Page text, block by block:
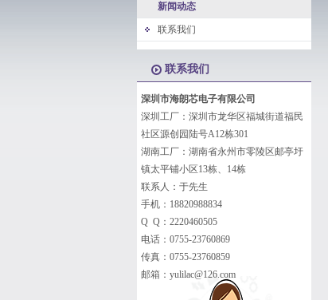
新闻动态
联系我们
联系我们
深圳市海朗芯电子有限公司
深圳工厂：深圳市龙华区福城街道福民
社区源创园陆号A12栋301
湖南工厂：湖南省永州市零陵区邮亭圩
镇太平铺小区13栋、14栋
联系人：于先生
手机：18820988834
Q Q：2220460505
电话：0755-23760869
传真：0755-23760859
邮箱： yulilac@126.com